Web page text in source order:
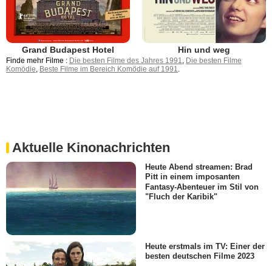
Grand Budapest Hotel Hin und weg
Finde mehr Filme : Die besten Filme des Jahres 1991, Die besten Filme
Komödie, Beste Filme im Bereich Komödie auf 1991.
Aktuelle Kinonachrichten
Heute Abend streamen: Brad
Pitt in einem imposanten
Fantasy-Abenteuer im Stil von
"Fluch der Karibik"
Heute erstmals im TV: Einer der
besten deutschen Filme 2023